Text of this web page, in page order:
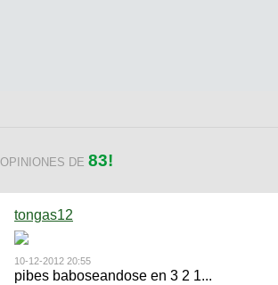
OPINIONES DE 83!
tongas12
10-12-2012 20:55
pibes baboseandose en 3 2 1...